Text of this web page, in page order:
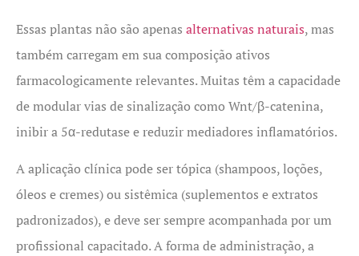
Essas plantas não são apenas alternativas naturais, mas
também carregam em sua composição ativos
farmacologicamente relevantes. Muitas têm a capacidade
de modular vias de sinalização como Wnt/β-catenina,
inibir a 5α-redutase e reduzir mediadores inflamatórios.
A aplicação clínica pode ser tópica (shampoos, loções,
óleos e cremes) ou sistêmica (suplementos e extratos
padronizados), e deve ser sempre acompanhada por um
profissional capacitado. A forma de administração, a